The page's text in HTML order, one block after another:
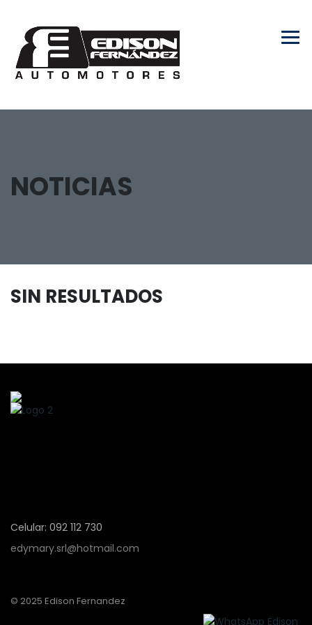
NOTICIAS
SIN RESULTADOS
Celular: 092 112 730
edymary.srl@hotmail.com
© 2025 Edison Fernandez